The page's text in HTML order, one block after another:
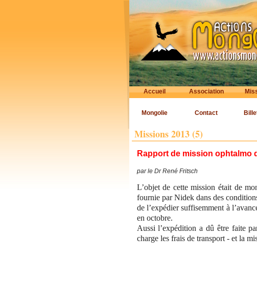
Accueil Association
Mongolie
Contact
Missions 2013 (5)
Rapport de mission ophtalmo
par le Dr René Fritsch
L’objet de cette mission était de
fournie par Nidek dans des
de l’expédier suffisemment à
en octobre.
Aussi l’expédition a dû être faite
charge les frais de transport - et la